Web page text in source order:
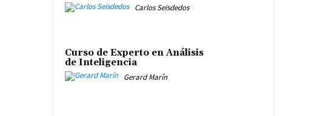
Carlos Seisdedos
Curso de Experto en Análisis
de Inteligencia
Gerard Marín